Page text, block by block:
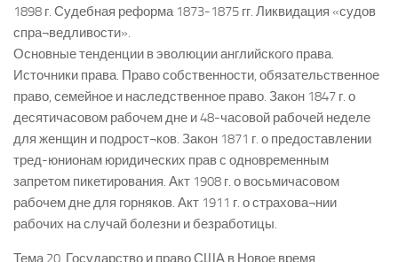
1898 г. Судебная реформа 1873-1875 гг. Ликвидация «судов
спра¬ведливости».
Основные тенденции в эволюции английского права.
Источники права. Право собственности, обязательственное
право, семейное и наследственное право. Закон 1847 г. о
десятичасовом рабочем дне и 48-часовой рабочей неделе
для женщин и подрост¬ков. Закон 1871 г. о предоставлении
тред-юнионам юридических прав с одновременным
запретом пикетирования. Акт 1908 г. о восьмичасовом
рабочем дне для горняков. Акт 1911 г. о страхова¬нии
рабочих на случай болезни и безработицы.